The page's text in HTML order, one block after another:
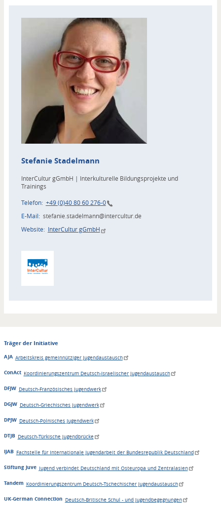
Stefanie Stadelmann
InterCultur gGmbH | Interkulturelle Bildungsprojekte und
Trainings
Telefon +49 (0)40 80 60 276-0
E-Mail
stefanie.stadelmann@intercultur.de
Website
InterCultur gGmbH
Träger der Initiative
AJA Arbeitskreis gemeinnütziger Jugendaustausch
ConAct Koordinierungszentrum Deutsch-Israelischer Jugendaustausch
DFJW Deutsch-Französisches Jugendwerk
DGJW Deutsch-Griechisches Jugendwerk
DPJW Deutsch-Polnisches Jugendwerk
DTJB Deutsch-Türkische Jugendbrücke
IJAB Fachstelle für Internationale Jugendarbeit der Bundesrepublik Deutschland
Stiftung Juve Jugend verbindet Deutschland mit Osteuropa und Zentralasien
Tandem Koordinierungszentrum Deutsch-Tschechischer Jugendaustausch
UK-German Connection Deutsch-Britische Schul - und Jugendbegegnungen